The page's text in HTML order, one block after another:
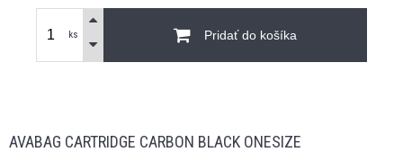
ks Pridať do košíka
AVABAG CARTRIDGE CARBON BLACK ONESIZE